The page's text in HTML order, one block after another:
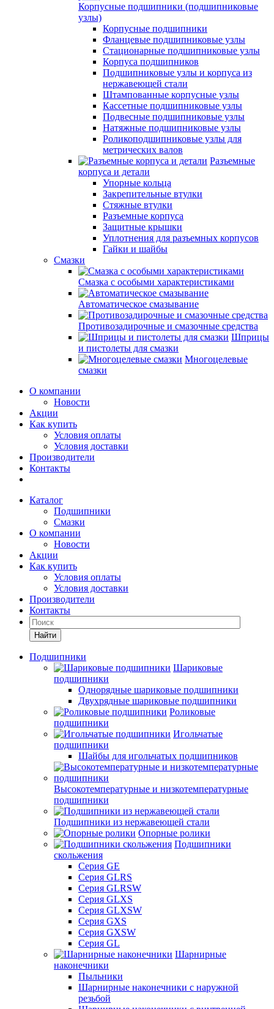
Корпусные подшипники (подшипниковые
узлы)
Корпусные подшипники
Фланцевые подшипниковые узлы
Стационарные подшипниковые узлы
Корпуса подшипников
Подшипниковые узлы и корпуса из
нержавеющей стали
Штампованные корпусные узлы
Кассетные подшипниковые узлы
Подвесные подшипниковые узлы
Натяжные подшипниковые узлы
Роликоподшипниковые узлы для
метрических валов
Разъемные
корпуса и детали
Упорные кольца
Закрепительные втулки
Стяжные втулки
Разъемные корпуса
Защитные крышки
Уплотнения для разъемных корпусов
Гайки и шайбы
Смазки
Смазка с особыми характеристиками
Автоматическое смазывание
Противозадирочные и смазочные средства
Шприцы
и пистолеты для смазки
Многоцелевые
смазки
О компании
Новости
Акции
Как купить
Условия оплаты
Условия доставки
Производители
Контакты
Каталог
Подшипники
Смазки
О компании
Новости
Акции
Как купить
Условия оплаты
Условия доставки
Производители
Контакты
Найти
Подшипники
Шариковые
подшипники
Однорядные шариковые подшипники
Двухрядные шариковые подшипники
Роликовые
подшипники
Игольчатые
подшипники
Шайбы для игольчатых подшипников
Высокотемпературные и низкотемпературные
подшипники
Подшипники из нержавеющей стали
Опорные ролики
Подшипники
скольжения
Серия GE
Серия GLRS
Серия GLRSW
Серия GLXS
Серия GLXSW
Серия GXS
Серия GXSW
Серия GL
Шарнирные
наконечники
Пыльники
Шарнирные наконечники с наружной
резьбой